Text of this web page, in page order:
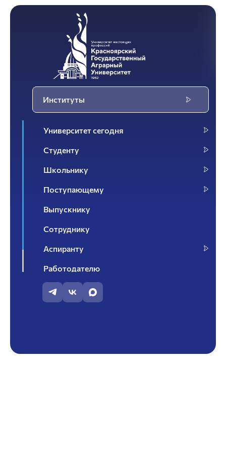
Институты
Университет сегодня
Студенту
Школьнику
Поступающему
Выпускнику
Сотруднику
Аспиранту
Работодателю
Контакты